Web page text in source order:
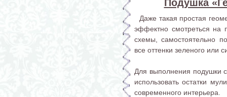
Подушка
Даже такая простая
эффектно смотреться на
схемы, самостоятельно
все оттенки зеленого или
Для выполнения подушки
использовать остатки
современного интерьера.